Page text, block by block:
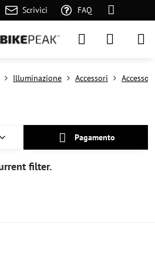
Scrivici FAQ
Illuminazione Accessori Accessori
Pagamento